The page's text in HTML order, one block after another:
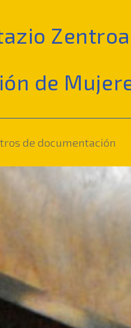
Zentroa
de
de documentación